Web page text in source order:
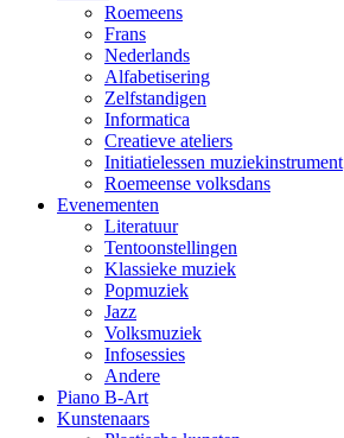
Roemeens
Frans
Nederlands
Alfabetisering
Zelfstandigen
Informatica
Creatieve ateliers
Initiatielessen muziekinstrument
Roemeense volksdans
Evenementen
Literatuur
Tentoonstellingen
Klassieke muziek
Popmuziek
Jazz
Volksmuziek
Infosessies
Andere
Piano B-Art
Kunstenaars